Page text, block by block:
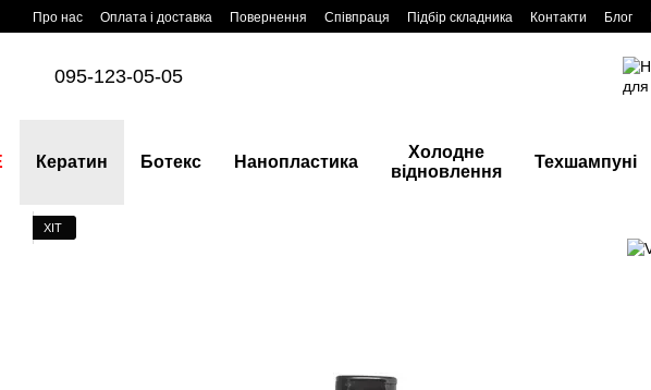
Перейти до основного контенту
Про нас Оплата і доставка Повернення Співпраця Підбір складника Контакти Блог
095-123-05-05
Кератин Ботекс Нанопластика
Холодне
відновлення
Техшампуні
ХІТ